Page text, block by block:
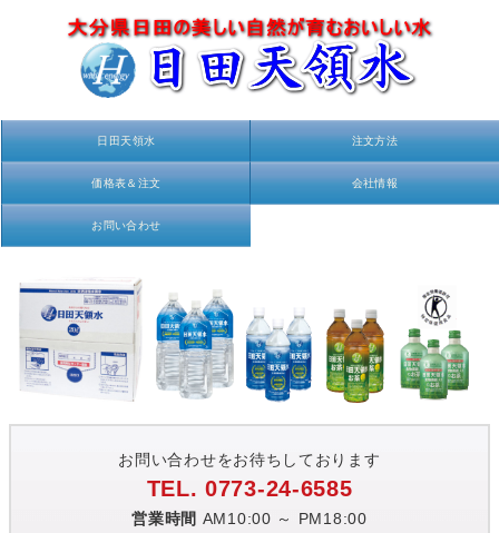
日田天領水 注文方法
価格表＆注文 会社情報
お問い合わせ
お問い合わせをお待ちしております
TEL. 0773-24-6585
営業時間 AM10:00 ～ PM18:00